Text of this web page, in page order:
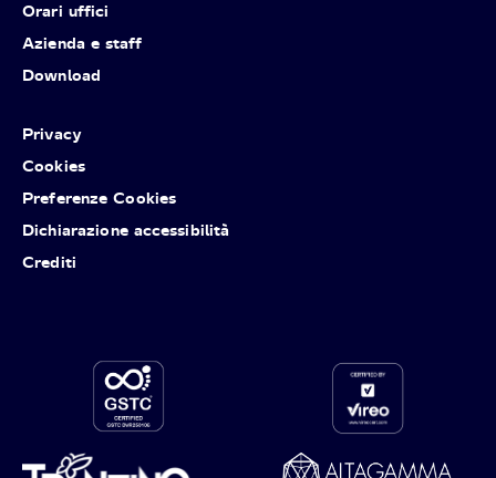
Orari uffici
Azienda e staff
Download
Privacy
Cookies
Preferenze Cookies
Dichiarazione accessibilità
Crediti